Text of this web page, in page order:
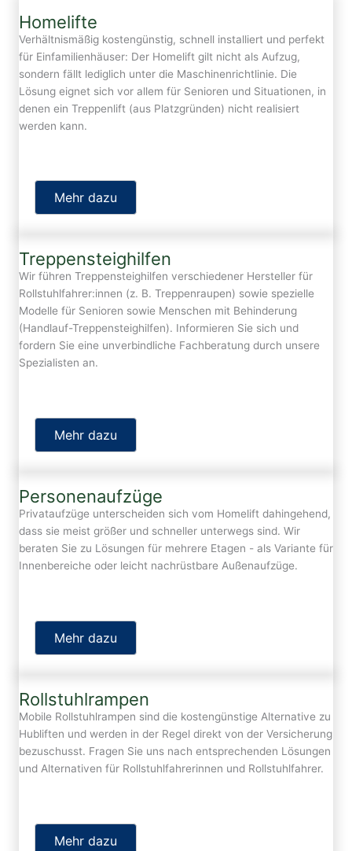
Homelifte
Verhältnismäßig kostengünstig, schnell installiert und perfekt
für Einfamilienhäuser: Der Homelift gilt nicht als Aufzug,
sondern fällt lediglich unter die Maschinenrichtlinie. Die
Lösung eignet sich vor allem für Senioren und Situationen, in
denen ein Treppenlift (aus Platzgründen) nicht realisiert
werden kann.
Mehr dazu
Treppensteighilfen
Wir führen Treppensteighilfen verschiedener Hersteller für
Rollstuhlfahrer:innen (z. B. Treppenraupen) sowie spezielle
Modelle für Senioren sowie Menschen mit Behinderung
(Handlauf-Treppensteighilfen). Informieren Sie sich und
fordern Sie eine unverbindliche Fachberatung durch unsere
Spezialisten an.
Mehr dazu
Personenaufzüge
Privataufzüge unterscheiden sich vom Homelift dahingehend,
dass sie meist größer und schneller unterwegs sind. Wir
beraten Sie zu Lösungen für mehrere Etagen - als Variante für
Innenbereiche oder leicht nachrüstbare Außenaufzüge.
Mehr dazu
Rollstuhlrampen
Mobile Rollstuhlrampen sind die kostengünstige Alternative zu
Hubliften und werden in der Regel direkt von der Versicherung
bezuschusst. Fragen Sie uns nach entsprechenden Lösungen
und Alternativen für Rollstuhlfahrerinnen und Rollstuhlfahrer.
Mehr dazu